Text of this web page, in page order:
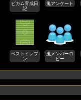
ビカム育成日
記
鬼アンケート
ベストイレブ
ン
鬼メンバーロ
ビー